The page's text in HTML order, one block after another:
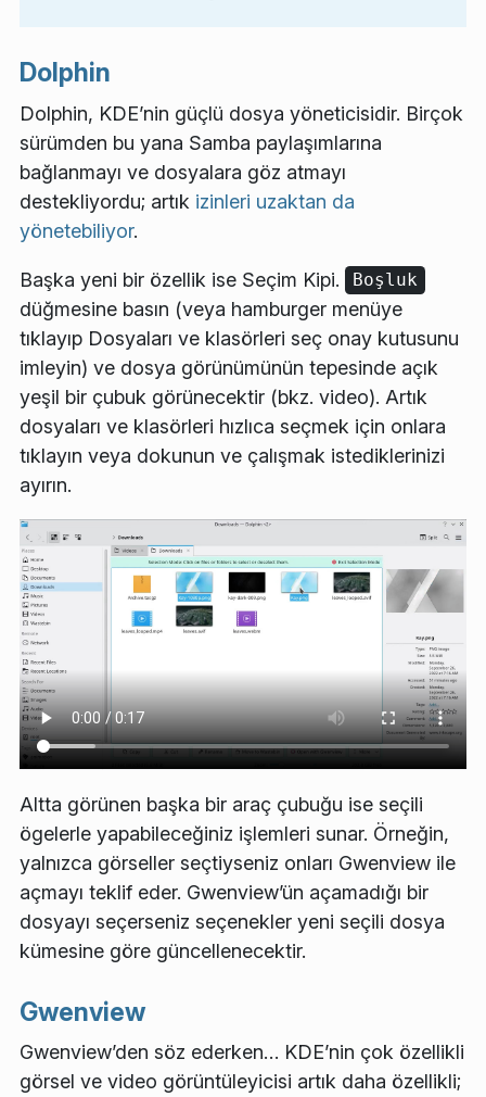
Dolphin
Dolphin, KDE’nin güçlü dosya yöneticisidir. Birçok
sürümden bu yana Samba paylaşımlarına
bağlanmayı ve dosyalara göz atmayı
destekliyordu; artık izinleri uzaktan da
yönetebiliyor.
Başka yeni bir özellik ise Seçim Kipi. Boşluk
düğmesine basın (veya hamburger menüye
tıklayıp Dosyaları ve klasörleri seç onay kutusunu
imleyin) ve dosya görünümünün tepesinde açık
yeşil bir çubuk görünecektir (bkz. video). Artık
dosyaları ve klasörleri hızlıca seçmek için onlara
tıklayın veya dokunun ve çalışmak istediklerinizi
ayırın.
Altta görünen başka bir araç çubuğu ise seçili
ögelerle yapabileceğiniz işlemleri sunar. Örneğin,
yalnızca görseller seçtiyseniz onları Gwenview ile
açmayı teklif eder. Gwenview’ün açamadığı bir
dosyayı seçerseniz seçenekler yeni seçili dosya
kümesine göre güncellenecektir.
Gwenview
Gwenview’den söz ederken… KDE’nin çok özellikli
görsel ve video görüntüleyicisi artık daha özellikli;